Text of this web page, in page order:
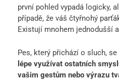
první pohled vypadá logicky,
případě, že váš čtyřnohý
Existují mnohem jednodušší
Pes, který přichází o sluch,
lépe využívat ostatních
vašim gestům nebo výrazu